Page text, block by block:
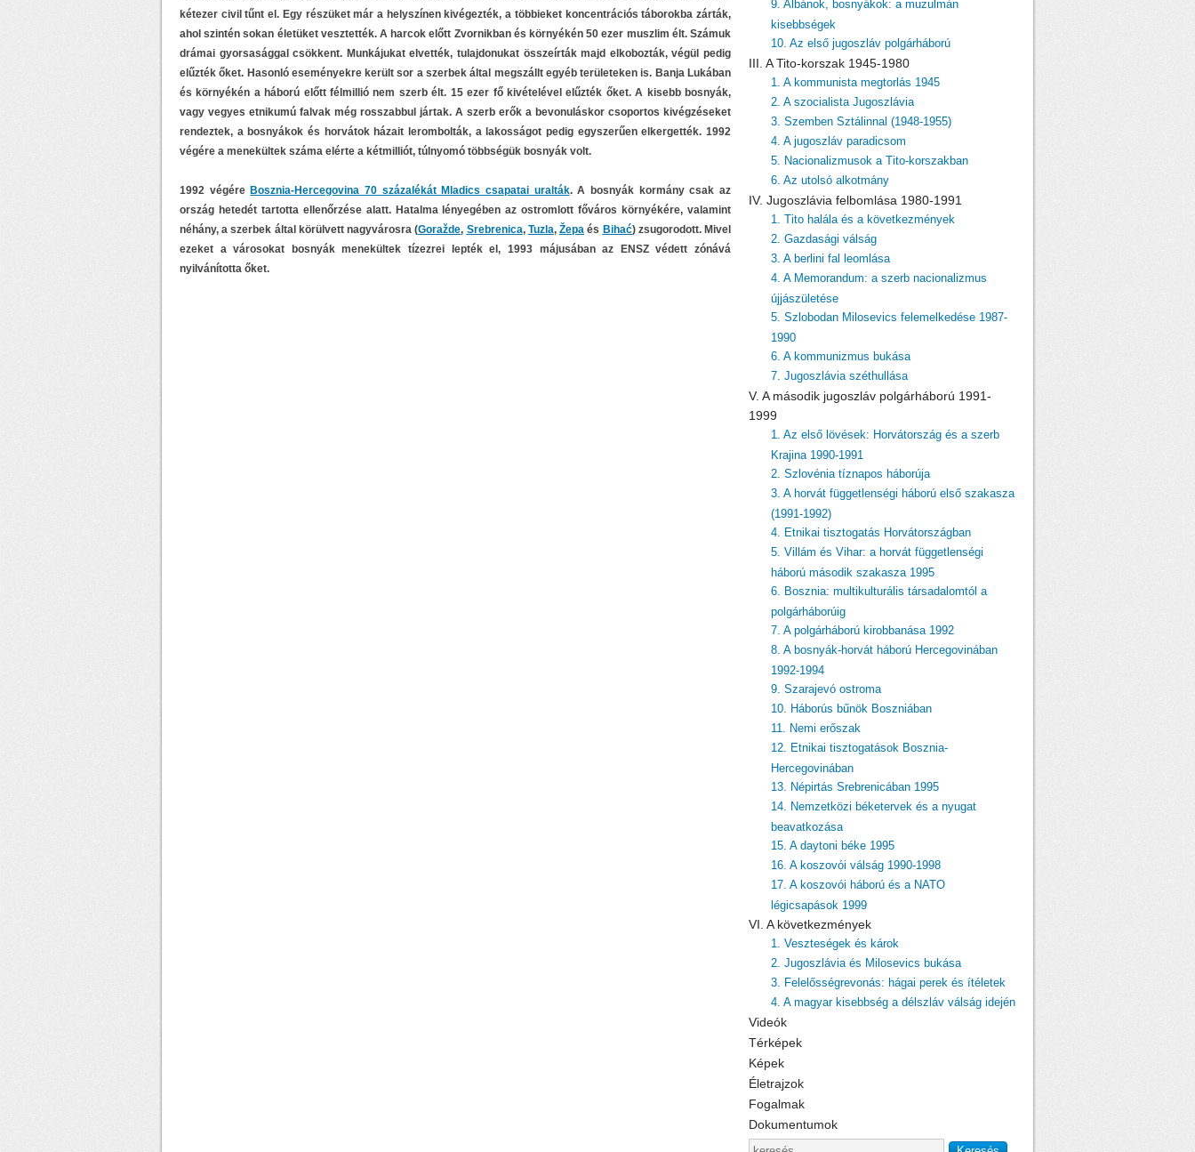
kétezer civil tűnt el. Egy részüket már a helyszínen kivégezték, a többieket koncentrációs táborokba zárták,
ahol szintén sokan életüket vesztették. A harcok előtt Zvornikban és környékén 50 ezer muszlim élt. Számuk
drámai gyorsasággal csökkent. Munkájukat elvették, tulajdonukat összeírták majd elkobozták, végül pedig
elűzték őket. Hasonló eseményekre került sor a szerbek által megszállt egyéb területeken is. Banja Lukában
és környékén a háború előtt félmillió nem szerb élt. 15 ezer fő kivételével elűzték őket. A kisebb bosnyák,
vagy vegyes etnikumú falvak még rosszabbul jártak. A szerb erők a bevonuláskor csoportos kivégzéseket
rendeztek, a bosnyákok és horvátok házait lerombolták, a lakosságot pedig egyszerűen elkergették. 1992
végére a menekültek száma elérte a kétmilliót, túlnyomó többségük bosnyák volt.
1992 végére Bosznia-Hercegovina 70 százalékát Mladics csapatai uralták. A bosnyák kormány csak az
ország hetedét tartotta ellenőrzése alatt. Hatalma lényegében az ostromlott főváros környékére, valamint
néhány, a szerbek által körülvett nagyvárosra (Goražde, Srebrenica, Tuzla,Žepa és Bihać) zsugorodott. Mivel
ezeket a városokat bosnyák menekültek tízezrei lepték el, 1993 májusában az ENSZ védett zónává
nyilvánította őket.
9. Albánok, bosnyákok: a muzulmán
kisebbségek
10. Az első jugoszláv polgárháború
III. A Tito-korszak 1945-1980
1. A kommunista megtorlás 1945
2. A szocialista Jugoszlávia
3. Szemben Sztálinnal (1948-1955)
4. A jugoszláv paradicsom
5. Nacionalizmusok a Tito-korszakban
6. Az utolsó alkotmány
IV. Jugoszlávia felbomlása 1980-1991
1. Tito halála és a következmények
2. Gazdasági válság
3. A berlini fal leomlása
4. A Memorandum: a szerb nacionalizmus
újjászületése
5. Szlobodan Milosevics felemelkedése 1987-
1990
6. A kommunizmus bukása
7. Jugoszlávia széthullása
V. A második jugoszláv polgárháború 1991-
1999
1. Az első lövések: Horvátország és a szerb
Krajina 1990-1991
2. Szlovénia tíznapos háborúja
3. A horvát függetlenségi háború első szakasza
(1991-1992)
4. Etnikai tisztogatás Horvátországban
5. Villám és Vihar: a horvát függetlenségi
háború második szakasza 1995
6. Bosznia: multikulturális társadalomtól a
polgárháborúig
7. A polgárháború kirobbanása 1992
8. A bosnyák-horvát háború Hercegovinában
1992-1994
9. Szarajevó ostroma
10. Háborús bűnök Boszniában
11. Nemi erőszak
12. Etnikai tisztogatások Bosznia-
Hercegovinában
13. Népirtás Srebrenicában 1995
14. Nemzetközi béketervek és a nyugat
beavatkozása
15. A daytoni béke 1995
16. A koszovói válság 1990-1998
17. A koszovói háború és a NATO
légicsapások 1999
VI. A következmények
1. Veszteségek és károk
2. Jugoszlávia és Milosevics bukása
3. Felelősségrevonás: hágai perek és ítéletek
4. A magyar kisebbség a délszláv válság idején
Videók
Térképek
Képek
Életrajzok
Fogalmak
Dokumentumok